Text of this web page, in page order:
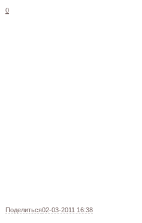
0
Поделиться02-03-2011 16:38